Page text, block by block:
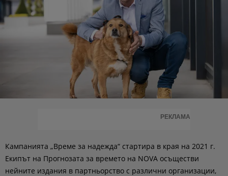
РЕКЛАМА
Кампанията „Време за надежда“ стартира в края на 2021 г.
Екипът на Прогнозата за времето на NOVA осъществи
нейните издания в партньорство с различни организации,